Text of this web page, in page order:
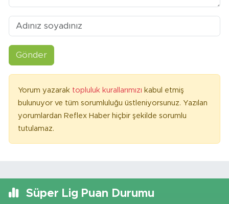
Gönder
Yorum yazarak topluluk kurallarımızı kabul etmiş
bulunuyor ve tüm sorumluluğu üstleniyorsunuz. Yazılan
yorumlardan Reflex Haber hiçbir şekilde sorumlu
tutulamaz.
Süper Lig Puan Durumu